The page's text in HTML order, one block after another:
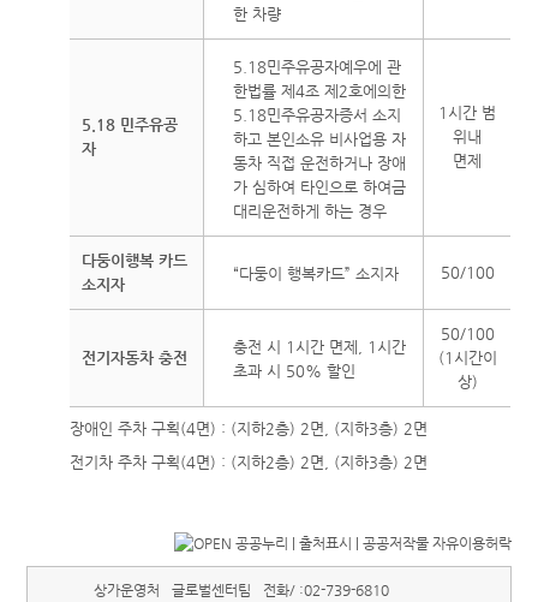
한 차량
5.18 민주유공
자
5.18민주유공자예우에 관
한법률 제4조 제2호에의한
5.18민주유공자증서 소지
하고 본인소유 비사업용 자
동차 직접 운전하거나 장애
가 심하여 타인으로 하여금
대리운전하게 하는 경우
1시간 범
위내
면제
다둥이행복 카드
소지자
“다둥이 행복카드” 소지자 50/100
전기자동차 충전
충전 시 1시간 면제, 1시간
초과 시 50% 할인
50/100
(1시간이
상)
장애인 주차 구획(4면) : (지하2층) 2면, (지하3층) 2면
전기차 주차 구획(4면) : (지하2층) 2면, (지하3층) 2면
상가운영처 글로벌센터팀 전화/ :02-739-6810